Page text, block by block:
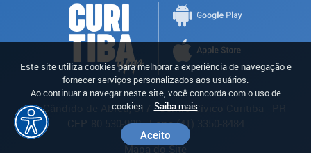
Av. Cândido de Abreu, 817 - Centro Cívico -
CEP:
80.530-908- Fone:(41) 3350-8484
Mapa do Site
Este site utiliza cookies para melhorar a experiência de navegação e
fornecer serviços personalizados aos usuários.
Ao continuar a navegar neste site, você concorda com o uso de
cookies.
Saiba mais.
Aceito